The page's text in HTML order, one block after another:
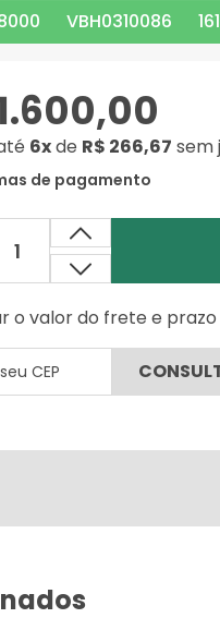
6xde R$ 266,67 sem
de pagamento
VBH0310086
o valor do frete e